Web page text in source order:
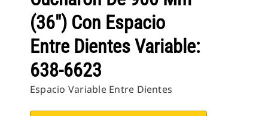
(36") Con Espacio
Entre Dientes Variable:
638-6623
Espacio Variable Entre Dientes